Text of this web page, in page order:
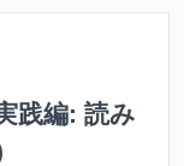
践編: 読み